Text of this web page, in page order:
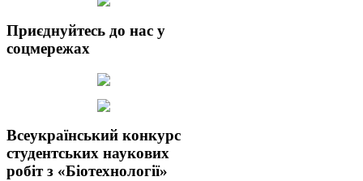
Приєднуйтесь до нас у
соцмережах
Всеукраїнський конкурс
студентських наукових
робіт з «Біотехнології»